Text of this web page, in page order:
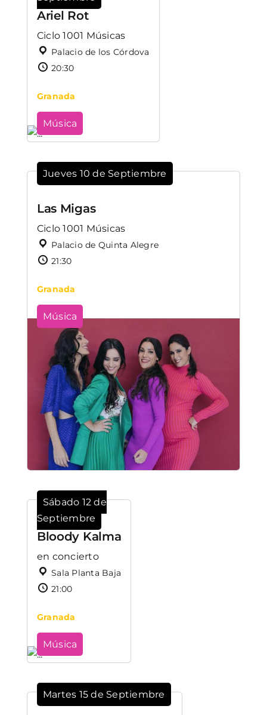
Ariel Rot
Ciclo 1001 Músicas
Palacio de los Córdova
20:30
Granada
Música
Jueves 10 de Septiembre
Las Migas
Ciclo 1001 Músicas
Palacio de Quinta Alegre
21:30
Granada
Música
Sábado 12 de
Septiembre
Bloody Kalma
en concierto
Sala Planta Baja
21:00
Granada
Música
Martes 15 de Septiembre